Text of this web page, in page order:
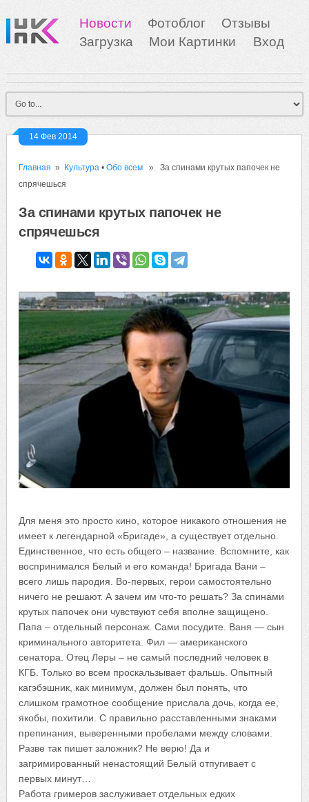
Новости Фотоблог
Отзывы
Загрузка
Мои Картинки Вход
14 Фев 2014
Главная » Культура •Обо всем » За спинами крутых папочек не
спрячешься
За спинами крутых папочек не
спрячешься
Для меня это просто кино, которое никакого отношения не
имеет к легендарной «Бригаде», а существует отдельно.
Единственное, что есть общего – название. Вспомните, как
воспринимался Белый и его команда! Бригада Вани –
всего лишь пародия. Во-первых, герои самостоятельно
ничего не решают. А зачем им что-то решать? За спинами
крутых папочек они чувствуют себя вполне защищено.
Папа – отдельный персонаж. Сами посудите. Ваня — сын
криминального авторитета. Фил — американского
сенатора. Отец Леры – не самый последний человек в
КГБ. Только во всем проскальзывает фальшь. Опытный
кагэбэшник, как минимум, должен был понять, что
слишком грамотное сообщение прислала дочь, когда ее,
якобы, похитили. С правильно расставленными знаками
препинания, выверенными пробелами между словами.
Разве так пишет заложник? Не верю! Да и
загримированный ненастоящий Белый отпугивает с
первых минут…
Работа гримеров заслуживает отдельных едких